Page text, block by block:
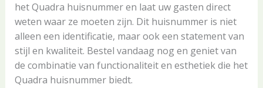
het Quadra huisnummer en laat uw gasten direct
weten waar ze moeten zijn. Dit huisnummer is niet
alleen een identificatie, maar ook een statement van
stijl en kwaliteit. Bestel vandaag nog en geniet van
de combinatie van functionaliteit en esthetiek die het
Quadra huisnummer biedt.